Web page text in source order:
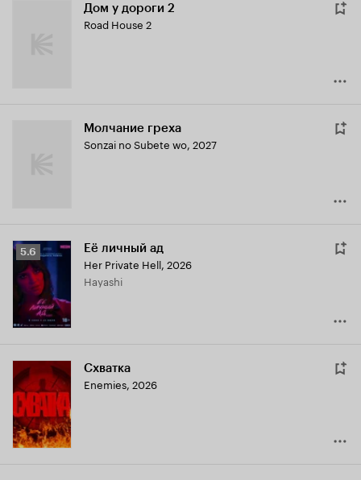
Дом у дороги 2
Road House 2
Молчание греха
Sonzai no Subete wo, 2027
Рейтинг
Кинопоиска
5.6
5.6 Её личный ад
Her Private Hell, 2026
Hayashi
Схватка
Enemies, 2026